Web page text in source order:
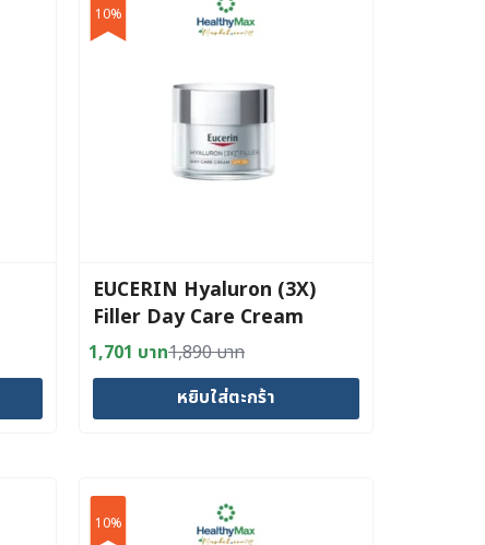
10%
EUCERIN Hyaluron (3X)
Filler Day Care Cream
SPF30 50 ml
1,890บาท
Original
price
was:
1,701 บาท
Current
price
is:
หยิบใส่ตะกร้า
10%